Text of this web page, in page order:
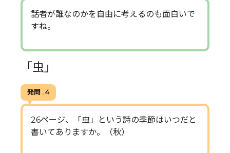
話者が誰なのかを自由に考えるのも面白いで
すね。
「虫」
発問 . 4
26ページ、「虫」という詩の季節はいつだと
書いてありますか。（秋）